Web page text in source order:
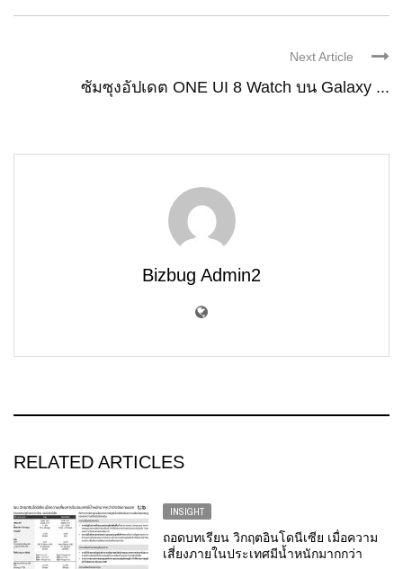
Next Article
ซัมซุงอัปเดต ONE UI 8 Watch บน Galaxy ...
Bizbug Admin2
RELATED ARTICLES
INSIGHT
ถอดบทเรียน วิกฤตอินโดนีเซีย เมื่อความ
เสี่ยงภายในประเทศมีน้ำหนักมากกว่า